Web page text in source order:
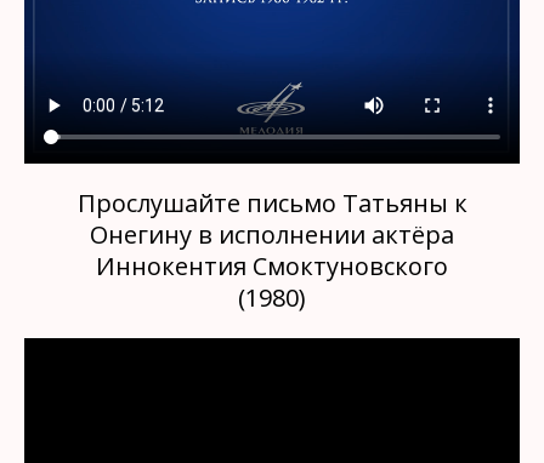
Прослушайте письмо Татьяны к
Онегину в исполнении актёра
Иннокентия Смоктуновского
(1980)